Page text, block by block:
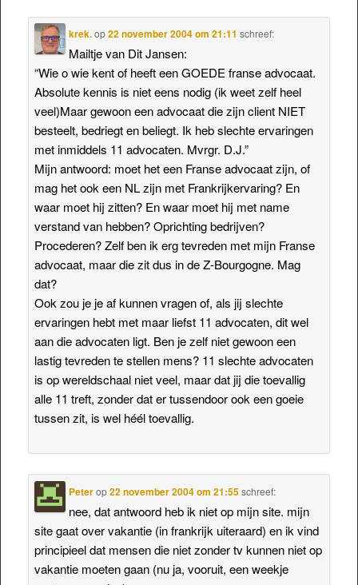
krek.op22 november 2004 om 21:11 schreef:
Mailtje van Dit Jansen:
“Wie o wie kent of heeft een GOEDE franse advocaat.
Absolute kennis is niet eens nodig (ik weet zelf heel
veel)Maar gewoon een advocaat die zijn client NIET
besteelt, bedriegt en beliegt. Ik heb slechte ervaringen
met inmiddels 11 advocaten. Mvrgr. D.J.”
Mijn antwoord: moet het een Franse advocaat zijn, of
mag het ook een NL zijn met Frankrijkervaring? En
waar moet hij zitten? En waar moet hij met name
verstand van hebben? Oprichting bedrijven?
Procederen? Zelf ben ik erg tevreden met mijn Franse
advocaat, maar die zit dus in de Z-Bourgogne. Mag
dat?
Ook zou je je af kunnen vragen of, als jij slechte
ervaringen hebt met maar liefst 11 advocaten, dit wel
aan die advocaten ligt. Ben je zelf niet gewoon een
lastig tevreden te stellen mens? 11 slechte advocaten
is op wereldschaal niet veel, maar dat jij die toevallig
alle 11 treft, zonder dat er tussendoor ook een goeie
tussen zit, is wel héél toevallig.
Peterop22 november 2004 om 21:55 schreef:
nee, dat antwoord heb ik niet op mijn site. mijn
site gaat over vakantie (in frankrijk uiteraard) en ik vind
principieel dat mensen die niet zonder tv kunnen niet op
vakantie moeten gaan (nu ja, vooruit, een weekje